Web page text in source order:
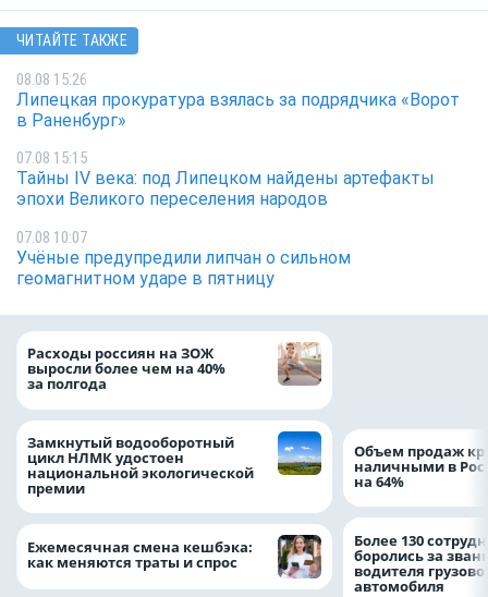
ЧИТАЙТЕ ТАКЖЕ
08.08 15:26
Липецкая прокуратура взялась за подрядчика «Ворот
в Раненбург»
07.08 15:15
Тайны IV века: под Липецком найдены артефакты
эпохи Великого переселения народов
07.08 10:07
Учёные предупредили липчан о сильном
геомагнитном ударе в пятницу
Расходы россиян на ЗОЖ
выросли более чем на 40%
за полгода
Замкнутый водооборотный
цикл НЛМК удостоен
национальной экологической
премии
Ежемесячная смена кешбэка:
как меняются траты и спрос
Объем продаж
наличными в
на 64%
Более 130
боролись за
водителя
автомобиля